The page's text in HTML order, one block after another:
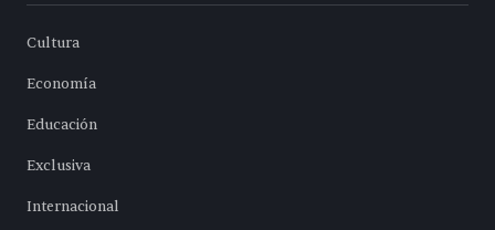
Cultura
Economía
Educación
Exclusiva
Internacional